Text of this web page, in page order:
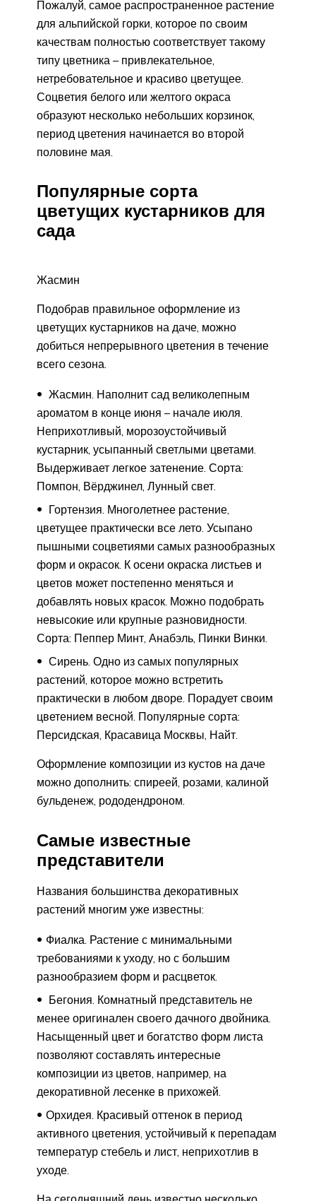
Пожалуй, самое распространенное растение
для альпийской горки, которое по своим
качествам полностью соответствует такому
типу цветника – привлекательное,
нетребовательное и красиво цветущее.
Соцветия белого или желтого окраса
образуют несколько небольших корзинок,
период цветения начинается во второй
половине мая.
Популярные сорта
цветущих кустарников для
сада
Жасмин
Подобрав правильное оформление из
цветущих кустарников на даче, можно
добиться непрерывного цветения в течение
всего сезона.
Жасмин. Наполнит сад великолепным
ароматом в конце июня – начале июля.
Неприхотливый, морозоустойчивый
кустарник, усыпанный светлыми цветами.
Выдерживает легкое затенение. Сорта:
Помпон, Вёрджинел, Лунный свет.
Гортензия. Многолетнее растение,
цветущее практически все лето. Усыпано
пышными соцветиями самых разнообразных
форм и окрасок. К осени окраска листьев и
цветов может постепенно меняться и
добавлять новых красок. Можно подобрать
невысокие или крупные разновидности.
Сорта: Пеппер Минт, Анабэль, Пинки Винки.
Сирень. Одно из самых популярных
растений, которое можно встретить
практически в любом дворе. Порадует своим
цветением весной. Популярные сорта:
Персидская, Красавица Москвы, Найт.
Оформление композиции из кустов на даче
можно дополнить: спиреей, розами, калиной
бульденеж, рододендроном.
Самые известные
представители
Названия большинства декоративных
растений многим уже известны:
Фиалка. Растение с минимальными
требованиями к уходу, но с большим
разнообразием форм и расцветок.
Бегония. Комнатный представитель не
менее оригинален своего дачного двойника.
Насыщенный цвет и богатство форм листа
позволяют составлять интересные
композиции из цветов, например, на
декоративной лесенке в прихожей.
Орхидея. Красивый оттенок в период
активного цветения, устойчивый к перепадам
температур стебель и лист, неприхотлив в
уходе.